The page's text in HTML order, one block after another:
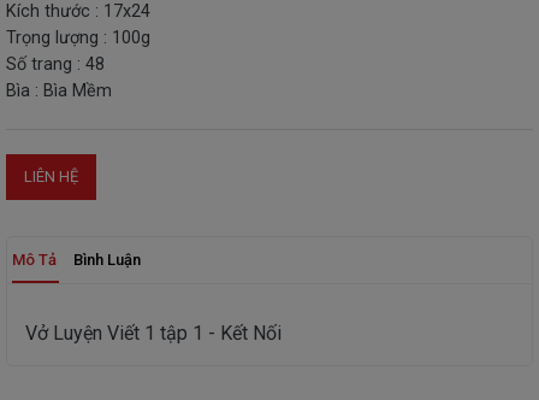
STEM
Kích thước : 17x24
Trọng lượng : 100g
Số trang : 48
Bìa : Bìa Mềm
LIÊN HỆ
Mô Tả Bình Luận
Vở Luyện Viết 1 tập 1 - Kết Nối